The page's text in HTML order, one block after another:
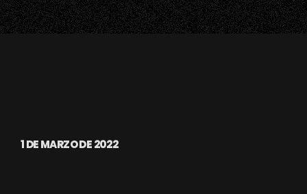
1 DE MARZO DE 2022